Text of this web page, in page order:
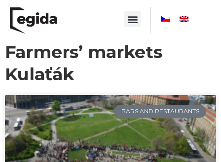
Farmers’ markets
Kulaťák
BARS AND RESTAURANTS